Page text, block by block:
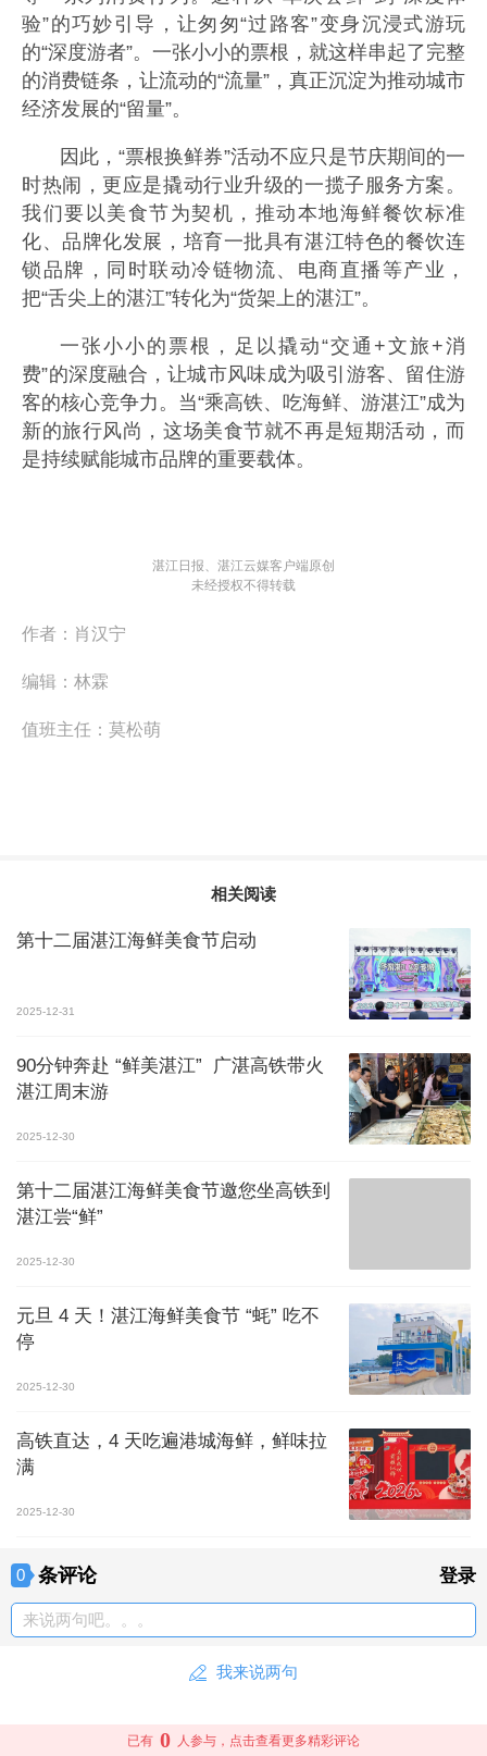
验”的巧妙引导，让匆匆“过路客”变身沉浸式游玩
的“深度游者”。一张小小的票根，就这样串起了完整
的消费链条，让流动的“流量”，真正沉淀为推动城市
经济发展的“留量”。
因此，“票根换鲜券”活动不应只是节庆期间的一
时热闹，更应是撬动行业升级的一揽子服务方案。
我们要以美食节为契机，推动本地海鲜餐饮标准
化、品牌化发展，培育一批具有湛江特色的餐饮连
锁品牌，同时联动冷链物流、电商直播等产业，
把“舌尖上的湛江”转化为“货架上的湛江”。
一张小小的票根，足以撬动“交通+文旅+消
费”的深度融合，让城市风味成为吸引游客、留住游
客的核心竞争力。当“乘高铁、吃海鲜、游湛江”成为
新的旅行风尚，这场美食节就不再是短期活动，而
是持续赋能城市品牌的重要载体。
湛江日报、湛江云媒客户端原创
未经授权不得转载
作者： 肖汉宁
编辑： 林霖
值班主任： 莫松萌
相关阅读
第十二届湛江海鲜美食节启动
2025-12-31
90分钟奔赴 “鲜美湛江” 广湛高铁带火
湛江周末游
2025-12-30
第十二届湛江海鲜美食节邀您坐高铁到
湛江尝“鲜”
2025-12-30
元旦 4 天！湛江海鲜美食节 “蚝” 吃不
停
2025-12-30
高铁直达，4 天吃遍港城海鲜，鲜味拉
满
2025-12-30
0 条评论 登录
来说两句吧。。。
我来说两句
已有 0 人参与，点击查看更多精彩评论